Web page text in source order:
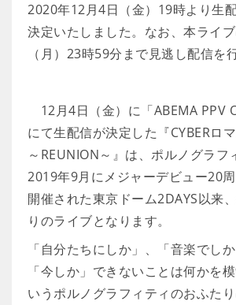
2020年12月4日（金）19時より生
決定いたしました。なお、本ライ
（月）23時59分まで見逃し配信を
12月4日（金）に「ABEMA PPV
にて生配信が決定した『CYBERロ
～REUNION～』は、ポルノグラフ
2019年9月にメジャーデビュー20
開催された東京ドーム2DAYS以来
りのライブとなります。
「自分たちにしか」、「音楽でしか
「今しか」できないことは何かを
いうポルノグラフィティのおふた